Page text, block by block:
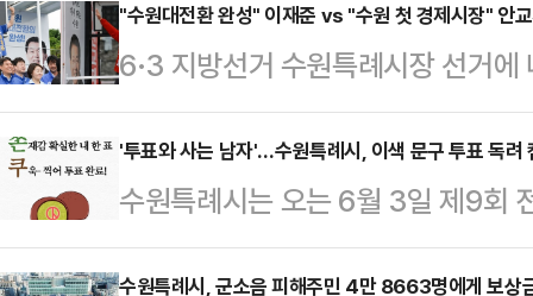
부과 가이드라인'을 경기도 최초로
이동편의 증진법'에 따른 것이다.
물을 설치하는 등 이용을 방해하거
하의 과태료를 부과할 수 있다.시는
에 대한 세부 기준이 없어 민원 처
태료 부과 기준…
"수원대전환 완성" 이재준 vs "수원 첫 경제시장" 안
6·3 지방선거 수원특례시장 선거
의힘 안교재 후보가 21일 나란히
다.이재준 후보는 이날 오후 2시 수
출정식'을 열고 "이번 선거의 본질
사는 문제를 유능하게 해결하느냐,
'투표와 사는 남자'…수원특례시, 이색 문구 투표 독려
수원특례시는 오는 6월 3일 제9회
독려하는 캠페인을 진행한다고 21
수원특례시, 군소음 피해주민 4만 8663명에게 보